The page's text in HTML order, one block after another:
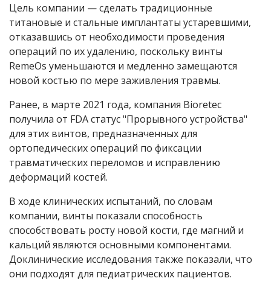
Цель компании — сделать традиционные
титановые и стальные имплантаты устаревшими,
отказавшись от необходимости проведения
операций по их удалению, поскольку винты
RemeOs уменьшаются и медленно замещаются
новой костью по мере заживления травмы.
Ранее, в марте 2021 года, компания Bioretec
получила от FDA статус "Прорывного устройства"
для этих винтов, предназначенных для
ортопедических операций по фиксации
травматических переломов и исправлению
деформаций костей.
В ходе клинических испытаний, по словам
компании, винты показали способность
способствовать росту новой кости, где магний и
кальций являются основными компонентами.
Доклинические исследования также показали, что
они подходят для педиатрических пациентов.